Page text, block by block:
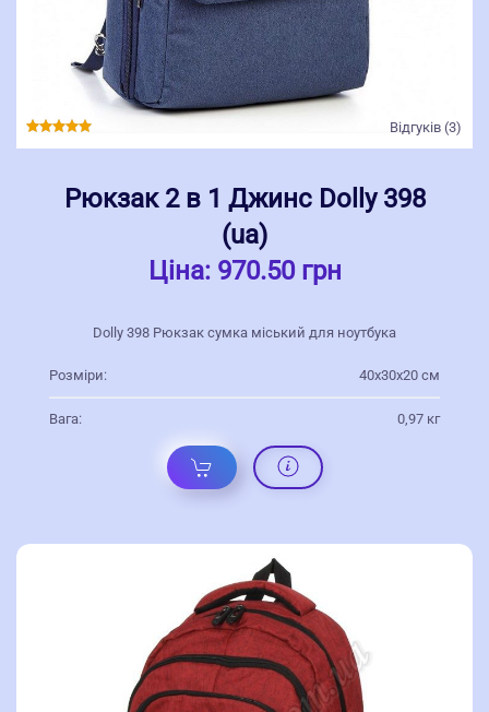
Відгуків (3)
Рюкзак 2 в 1 Джинс Dolly 398
(ua)
Ціна: 970.50 грн
Dolly 398 Рюкзак сумка міський для ноутбука
Розміри: 40х30х20 см
Вага: 0,97 кг